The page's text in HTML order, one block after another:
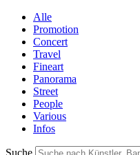
Alle
Promotion
Concert
Travel
Fineart
Panorama
Street
People
Various
Infos
Suche